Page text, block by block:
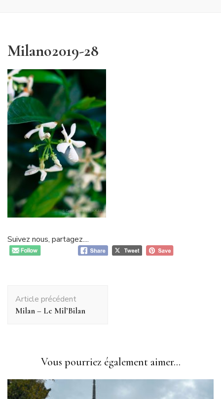
Milano2019-28
Suivez nous, partagez....
d'article
Article précédent
Milan – Le Mil’Bilan
Vous pourriez également aimer...